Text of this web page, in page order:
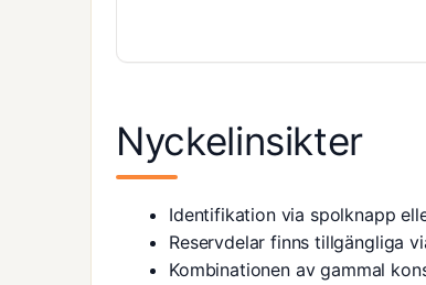
Nyckelinsikter
Identifikation via spolknapp
Reservdelar finns tillgängliga
Kombinationen av gammal